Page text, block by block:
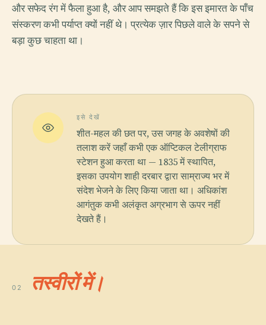
और सफेद रंग में फैला हुआ है, और आप समझते हैं कि इस इमारत के पाँच
संस्करण कभी पर्याप्त क्यों नहीं थे। प्रत्येक ज़ार पिछले वाले के सपने से
बड़ा कुछ चाहता था।
इसे देखें
शीत-महल की छत पर, उस जगह के अवशेषों की
तलाश करें जहाँ कभी एक ऑप्टिकल टेलीग्राफ
स्टेशन हुआ करता था — 1835 में स्थापित,
इसका उपयोग शाही दरबार द्वारा साम्राज्य भर में
संदेश भेजने के लिए किया जाता था। अधिकांश
आगंतुक कभी अलंकृत अग्रभाग से ऊपर नहीं
देखते हैं।
02 तस्वीरों में।